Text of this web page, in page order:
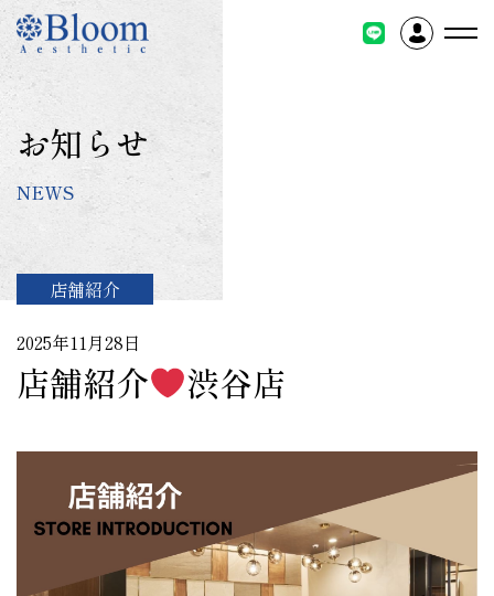
コ
テ
ン
ツ
に
キ
お知らせ
NEWS
店舗紹介
2025年11月28日
店舗紹介 渋谷店